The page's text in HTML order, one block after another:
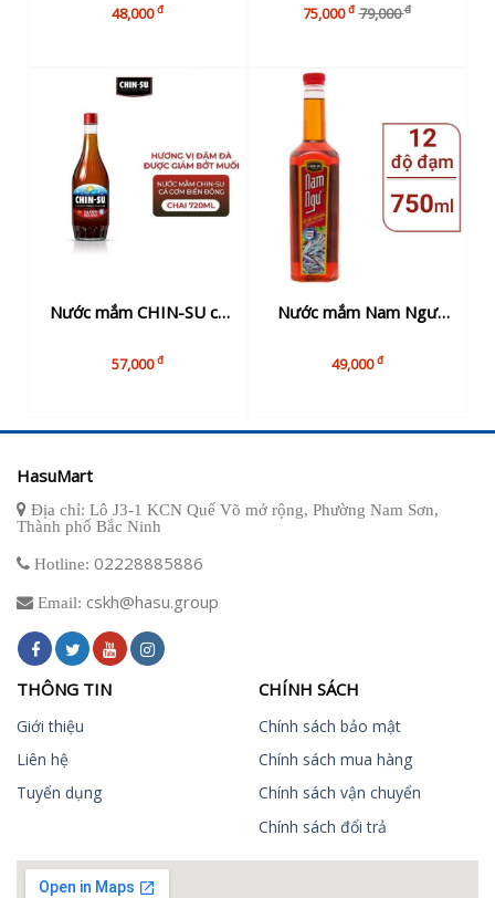
48,000đ 75,000đ 79,000đ
Nước mắm CHIN-SU cá
57,000đ
Nước mắm Nam Ngư
49,000đ
HasuMart
Địa chỉ: Lô J3-1 KCN Quế Võ mở rộng, Phường Nam Sơn,
Thành phố Bắc Ninh
Hotline: 02228885886
Email: cskh@hasu.group
THÔNG TIN
Giới thiệu
Liên hệ
Tuyển dụng
CHÍNH SÁCH
Chính sách bảo mật
Chính sách mua hàng
Chính sách vận chuyển
Chính sách đổi trả